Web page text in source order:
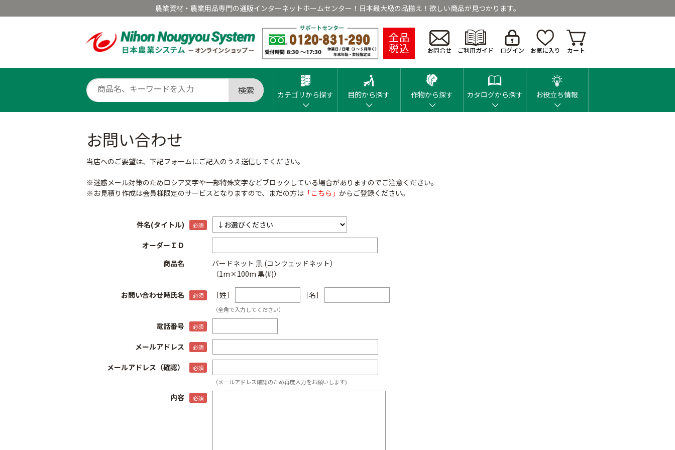
農業資材・農業用品専門の通販インターネットホームセンター！日本最大級の品揃え！欲しい商品が見つかります。
全品
税込 お問合せ ご利用ガイド ログイン お気に入り カート
検索 カテゴリから探す 目的から探す 作物から探す カタログから探す お役立ち情報
お問い合わせ
当店へのご要望は、下記フォームにご記入のうえ送信してください。
※迷惑メール対策のためロシア文字や一部特殊文字などブロックしている場合がありますのでご注意ください。
※お見積り作成は会員様限定のサービスとなりますので、まだの方は 「こちら」 からご登録ください。
件名(タイトル)
オーダーＩＤ
商品名
バードネット 黒 (コンウェッドネット）
（1m×100m 黒(#)）
お問い合わせ時氏名 ［姓］ ［名］
（全角で入力してください）
電話番号
メールアドレス
メールアドレス（確認）
（メールアドレス確認のため再度入力をお願いします)
内容